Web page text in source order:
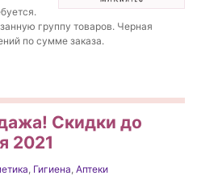
группу товаров. Черная
по сумме заказа.
Скидки до
2021
Гигиена Аптеки